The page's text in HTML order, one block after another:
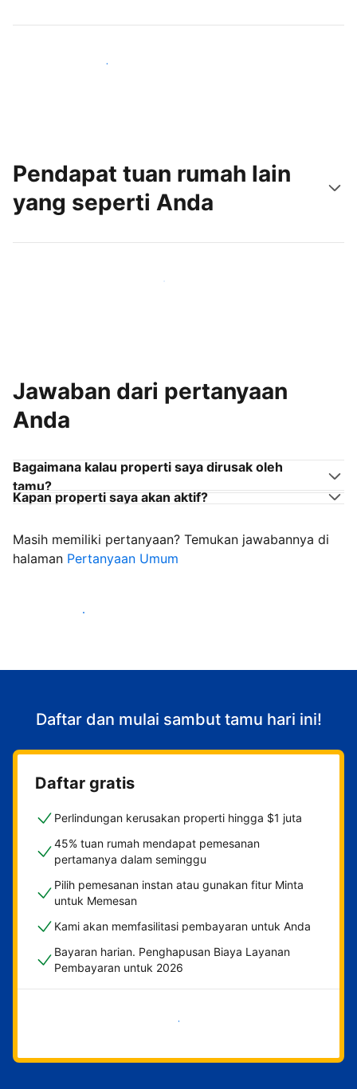
Jangkau tamu baru hari ini
Pendapat tuan rumah lain
yang seperti Anda
Gabung dengan tuan rumah lain seperti Anda
Jawaban dari pertanyaan
Anda
Bagaimana kalau properti saya dirusak oleh
tamu?
Kapan properti saya akan aktif?
Masih memiliki pertanyaan? Temukan jawabannya di
halaman Pertanyaan Umum
Mulai sambut tamu
Daftar dan mulai sambut tamu hari ini!
Daftar gratis
Perlindungan kerusakan properti hingga $1 juta
45% tuan rumah mendapat pemesanan
pertamanya dalam seminggu
Pilih pemesanan instan atau gunakan fitur Minta
untuk Memesan
Kami akan memfasilitasi pembayaran untuk Anda
Bayaran harian. Penghapusan Biaya Layanan
Pembayaran untuk 2026
Mulai sekarang